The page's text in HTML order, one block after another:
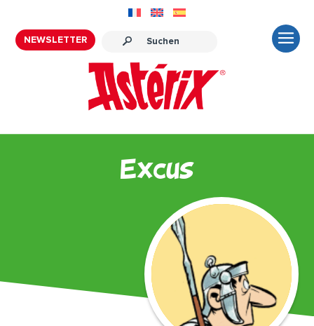
NEWSLETTER
Excus